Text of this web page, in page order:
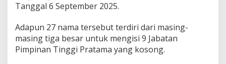
i
P
T
P
P
Tanggal 6 September 2025.
Adapun 27 nama tersebut terdiri dari masing-
masing tiga besar untuk mengisi 9 Jabatan
Pimpinan Tinggi Pratama yang kosong.